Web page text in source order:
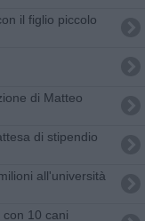
il figlio piccolo
di Matteo
di stipendio
all'università
10 cani